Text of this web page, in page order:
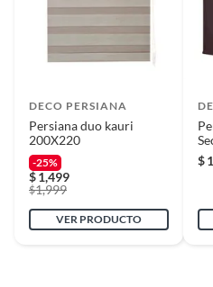
DECO PERSIANA
Persiana duo kauri
200X220
-25%
$1,499
$1,999
VER PRODUCTO
$